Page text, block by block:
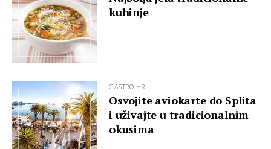
kuhinje
GASTRO.HR
Osvojite aviokarte do Splita
i uživajte u tradicionalnim
okusima